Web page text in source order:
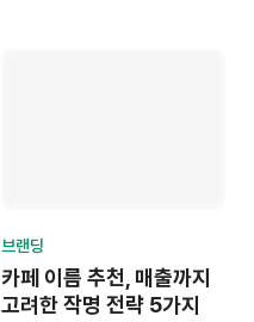
브랜딩
카페 이름 추천, 매출까지
고려한 작명 전략 5가지